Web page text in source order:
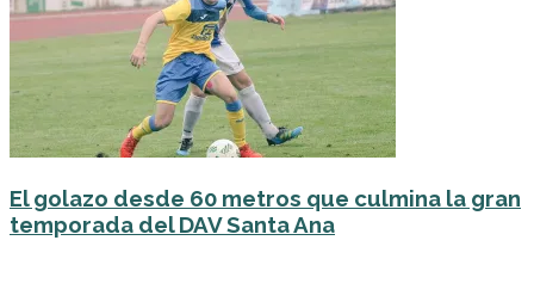
El golazo desde 60 metros que culmina la gran
temporada del DAV Santa Ana